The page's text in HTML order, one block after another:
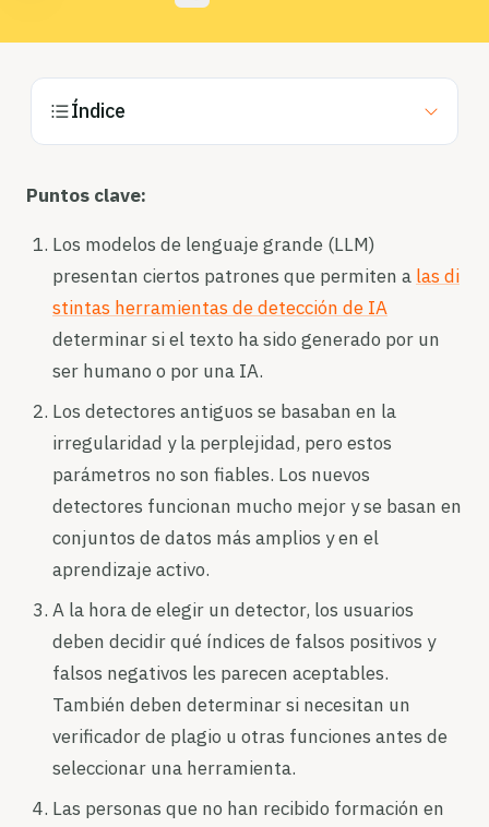
Índice
Puntos clave:
Los modelos de lenguaje grande (LLM)
presentan ciertos patrones que permiten a las di
stintas herramientas de detección de IA
determinar si el texto ha sido generado por un
ser humano o por una IA.
Los detectores antiguos se basaban en la
irregularidad y la perplejidad, pero estos
parámetros no son fiables. Los nuevos
detectores funcionan mucho mejor y se basan en
conjuntos de datos más amplios y en el
aprendizaje activo.
A la hora de elegir un detector, los usuarios
deben decidir qué índices de falsos positivos y
falsos negativos les parecen aceptables.
También deben determinar si necesitan un
verificador de plagio u otras funciones antes de
seleccionar una herramienta.
Las personas que no han recibido formación en